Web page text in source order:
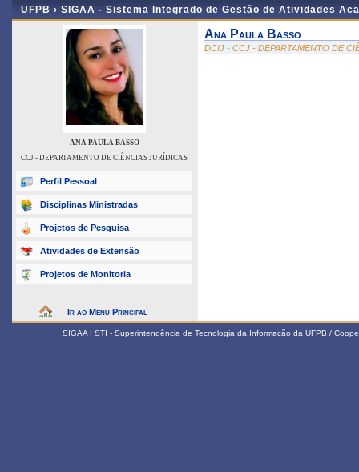
UFPB › SIGAA - Sistema Integrado de Gestão de Atividades
ANA PAULA BASSO
CCJ - DEPARTAMENTO DE CIÊNCIAS JURÍDICAS
Perfil Pessoal
Disciplinas Ministradas
Projetos de Pesquisa
Atividades de Extensão
Projetos de Monitoria
Ir ao Menu Principal
Ana Paula Basso
DCIJ - CCJ - DEPARTAMENTO DE
SIGAA | STI - Superintendência de Tecnologia da Informação da UFPB /